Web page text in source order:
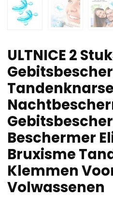
ULTNICE 2
Beschermer
Bruxisme
Klemmen
Volwassenen